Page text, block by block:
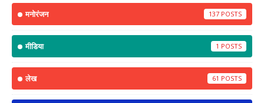
मनोरंजन 137
मीडिया 1
लेख 61